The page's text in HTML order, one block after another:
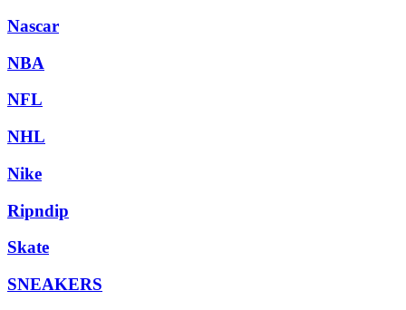
Nascar
NBA
NFL
NHL
Nike
Ripndip
Skate
SNEAKERS